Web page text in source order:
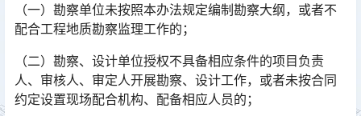
（一）勘察单位未按照本办法规定编制勘察大纲，或者不
配合工程地质勘察监理工作的；
（二）勘察、设计单位授权不具备相应条件的项目负责
人、审核人、审定人开展勘察、设计工作，或者未按合同
约定设置现场配合机构、配备相应人员的；